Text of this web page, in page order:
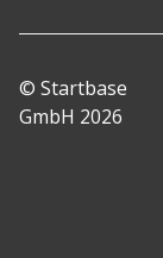
© Startbase
GmbH 2026